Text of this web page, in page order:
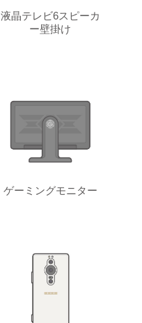
液晶テレビ6スピーカ
ー壁掛け
ゲーミングモニター